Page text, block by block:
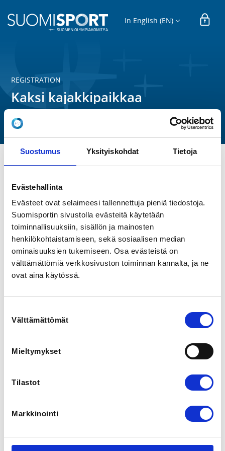
Suostumus Yksityiskohdat Tietoja
Evästehallinta
Evästeet ovat selaimeesi tallennettuja pieniä tiedostoja.
Suomisportin sivustolla evästeitä käytetään
toiminnallisuuksiin, sisällön ja mainosten
henkilökohtaistamiseen, sekä sosiaalisen median
ominaisuuksien tukemiseen. Osa evästeistä on
välttämättömiä verkkosivuston toiminnan kannalta, ja ne
ovat aina käytössä.
valinta
Välttämättömät
Mieltymykset
Tilastot
Markkinointi
In English (EN)
REGISTRATION
Kaksi kajakkipaikkaa
Melamajavat r.y.
kajakkipaikkaa Melamajavien Hevosluodon vajalla, etkä
REGISTRATION PERIOD
Sa 10.1.2026 at 00:00 - Th 31.12.2026 at 00:00
LOCATION
Pori
Maratonmelonta, Melonta, Ratamelonta, Retkimelonta
ADDITIONAL INFORMATION